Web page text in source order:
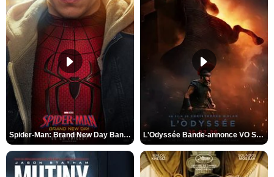
Spider-Man: Brand New Day Bande-annonce VO STFR L'Odyssée Bande-annonce VO STFR